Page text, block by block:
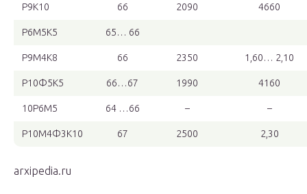
Р9К10 66 2090 4660
Р6М5К5 65… 66
Р9М4К8 66 2350 1,60… 2,10
Р10Ф5К5 66…67 1990 4160
10Р6М5 64 …66 – –
Р10М4Ф3К10 67 2500 2,30
arxipedia.ru